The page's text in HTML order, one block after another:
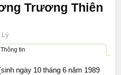
Trương Thiên
Lý
Thông tin
ngày 10 tháng 6 năm 1989